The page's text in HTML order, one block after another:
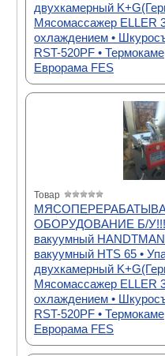
двухкамерный
Мясомассажер ELLER
охлаждением •
RST-520PF •
Еврорама FES
Товар
ОБОРУДОВАНИЕ Б/У!!!
вакуумный
вакуумный HTS 65 •
двухкамерный
Мясомассажер ELLER
охлаждением •
RST-520PF •
Еврорама FES